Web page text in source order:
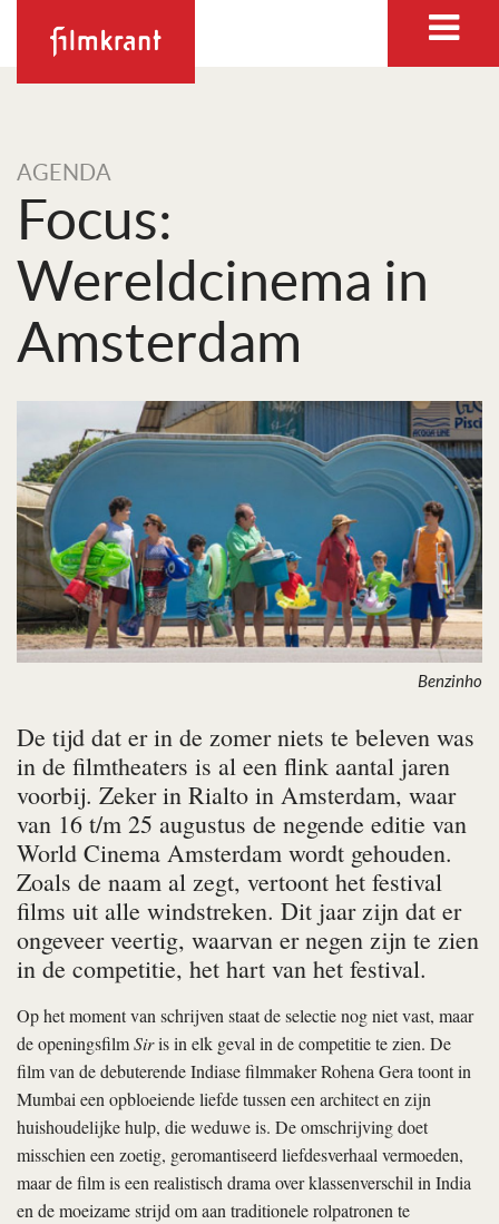
AGENDA
Focus:
Wereldcinema in
Amsterdam
Benzinho
De tijd dat er in de zomer niets te beleven was
in de filmtheaters is al een flink aantal jaren
voorbij. Zeker in Rialto in Amsterdam, waar
van 16 t/m 25 augustus de negende editie van
World Cinema Amsterdam wordt gehouden.
Zoals de naam al zegt, vertoont het festival
films uit alle windstreken. Dit jaar zijn dat er
ongeveer veertig, waarvan er negen zijn te zien
in de competitie, het hart van het festival.
Op het moment van schrijven staat de selectie nog niet vast, maar
de openingsfilmSiris in elk geval in de competitie te zien. De
film van de debuterende Indiase filmmaker Rohena Gera toont in
Mumbai een opbloeiende liefde tussen een architect en zijn
huishoudelijke hulp, die weduwe is. De omschrijving doet
misschien een zoetig, geromantiseerd liefdesverhaal vermoeden,
maar de film is een realistisch drama over klassenverschil in India
en de moeizame strijd om aan traditionele rolpatronen te